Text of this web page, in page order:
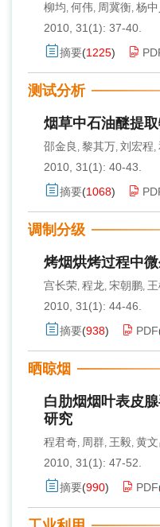
柳均, 何伟, 周冀衡, 杨中
2010, 31(1): 37-40.
摘要(1225)
测试分析
烟草中石油醚提
邵金良 , 黎其万, 刘宏程,
2010, 31(1): 40-43.
摘要(1068)
调制分级
烤烟烘烤过程中
宫长荣, 程龙, 宋朝鹏,
2010, 31(1): 44-46.
摘要(938) PDF
晒晾烟
白肋烟烟叶表皮
研究
程君奇, 周群, 王毅, 黄文
2010, 31(1): 47-52.
摘要(990) PDF